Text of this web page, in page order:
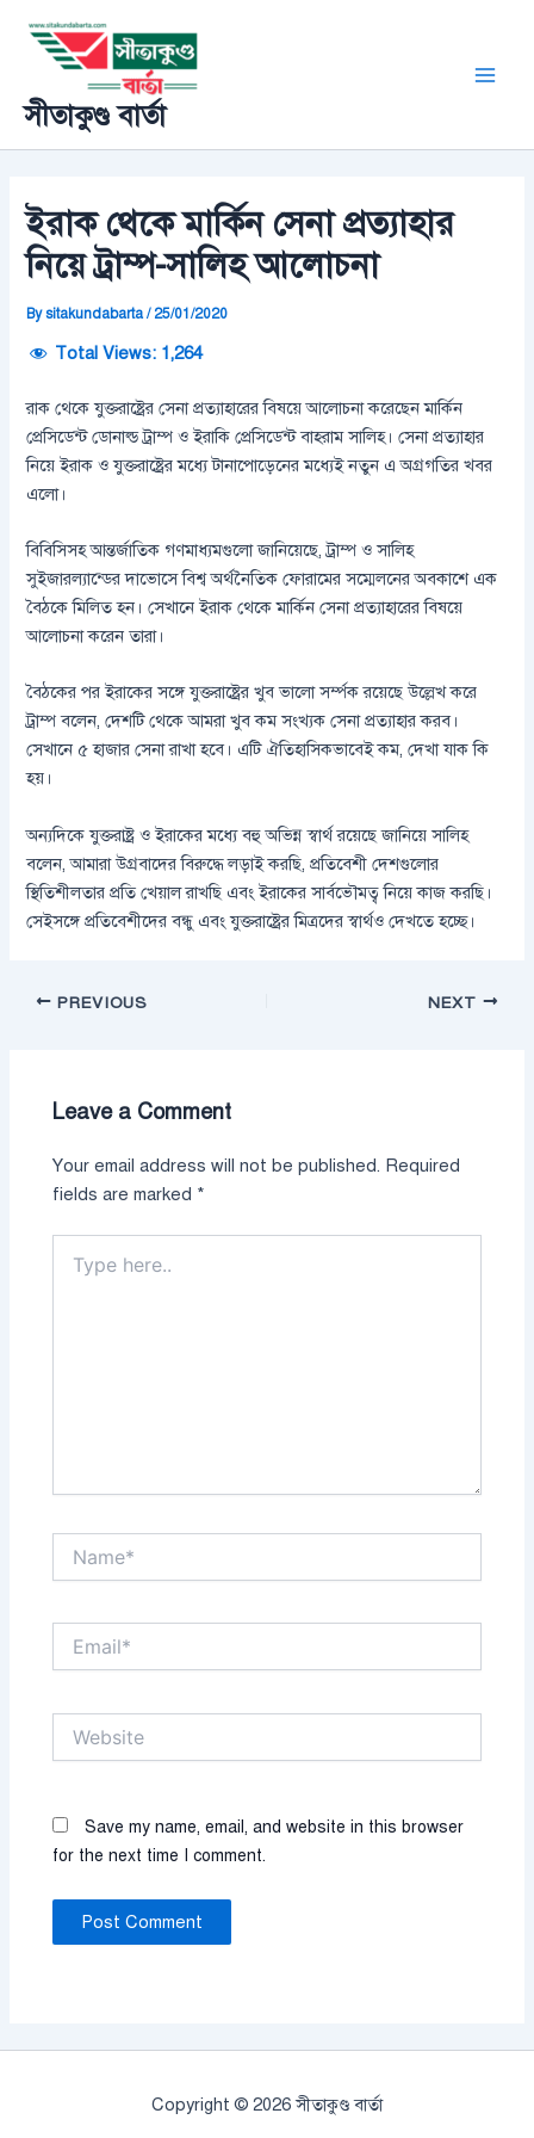
content
সীতাকুণ্ড বার্তা
ইরাক থেকে মার্কিন সেনা প্রত্যাহার
নিয়ে ট্রাম্প-সালিহ আলোচনা
Bysitakundabarta/ 25/01/2020
Total Views: 1,264
রাক থেকে যুক্তরাষ্ট্রের সেনা প্রত্যাহারের বিষয়ে আলোচনা করেছেন মার্কিন
প্রেসিডেন্ট ডোনাল্ড ট্রাম্প ও ইরাকি প্রেসিডেন্ট বাহরাম সালিহ। সেনা প্রত্যাহার
নিয়ে ইরাক ও যুক্তরাষ্ট্রের মধ্যে টানাপোড়েনের মধ্যেই নতুন এ অগ্রগতির খবর
এলো।
বিবিসিসহ আন্তর্জাতিক গণমাধ্যমগুলো জানিয়েছে, ট্রাম্প ও সালিহ
সুইজারল্যান্ডের দাভোসে বিশ্ব অর্থনৈতিক ফোরামের সম্মেলনের অবকাশে এক
বৈঠকে মিলিত হন। সেখানে ইরাক থেকে মার্কিন সেনা প্রত্যাহারের বিষয়ে
আলোচনা করেন তারা।
বৈঠকের পর ইরাকের সঙ্গে যুক্তরাষ্ট্রের খুব ভালো সর্ম্পক রয়েছে উল্লেখ করে
ট্রাম্প বলেন, দেশটি থেকে আমরা খুব কম সংখ্যক সেনা প্রত্যাহার করব।
সেখানে ৫ হাজার সেনা রাখা হবে। এটি ঐতিহাসিকভাবেই কম, দেখা যাক কি
হয়।
অন্যদিকে যুক্তরাষ্ট্র ও ইরাকের মধ্যে বহু অভিন্ন স্বার্থ রয়েছে জানিয়ে সালিহ
বলেন, আমারা উগ্রবাদের বিরুদ্ধে লড়াই করছি, প্রতিবেশী দেশগুলোর
স্থিতিশীলতার প্রতি খেয়াল রাখছি এবং ইরাকের সার্বভৌমত্ব নিয়ে কাজ করছি।
সেইসঙ্গে প্রতিবেশীদের বন্ধু এবং যুক্তরাষ্ট্রের মিত্রদের স্বার্থও দেখতে হচ্ছে।
navigation
PREVIOUS NEXT
Leave a Comment
Your email address will not be published. Required
fields are marked *
here..
Save my name, email, and website in this browser
for the next time I comment.
Copyright © 2026 সীতাকুণ্ড বার্তা